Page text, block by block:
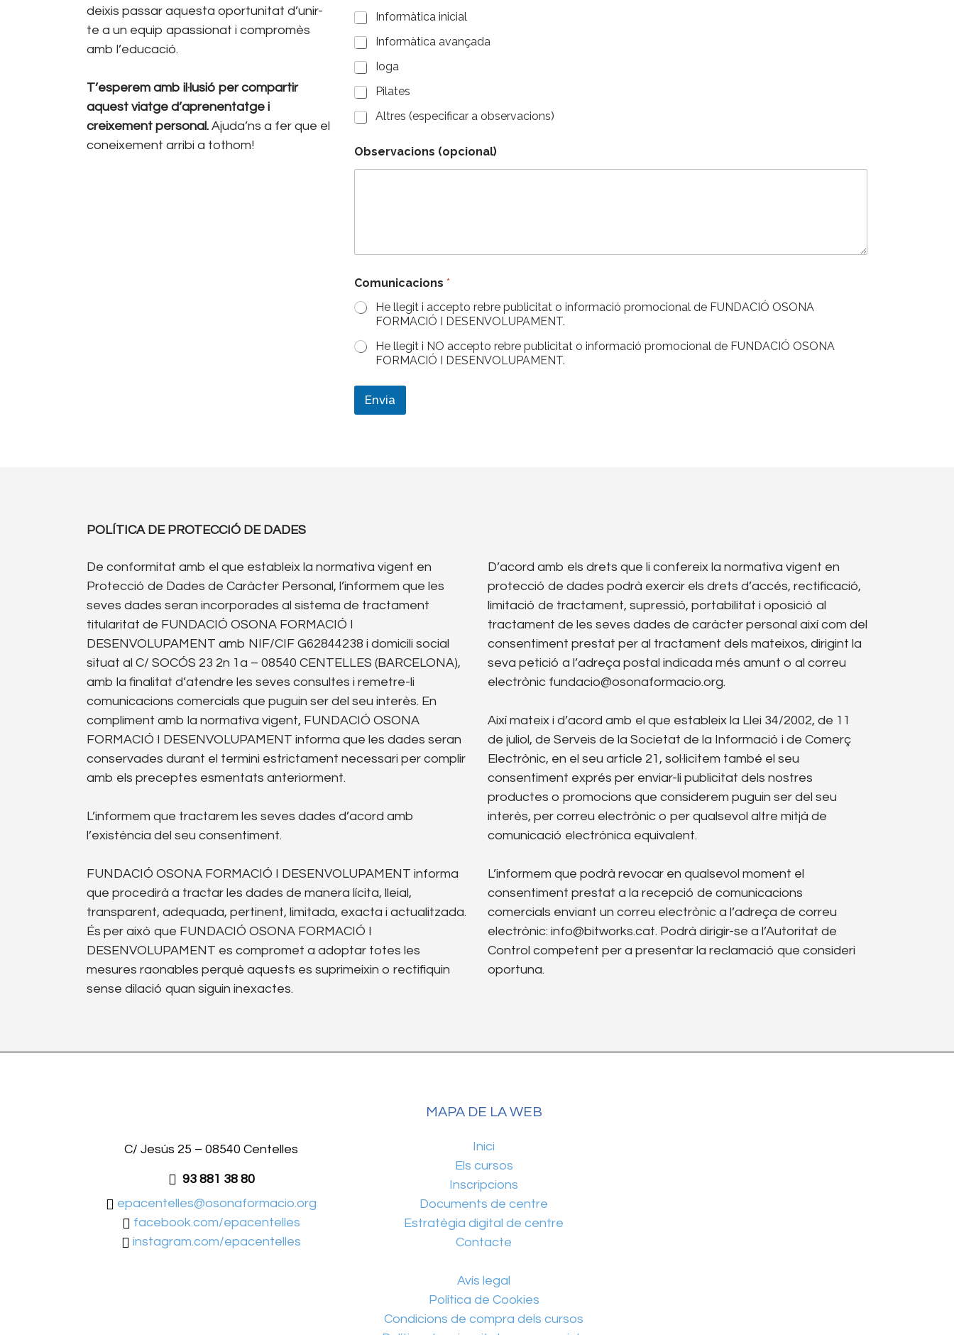
deixis passar aquesta oportunitat d’unir-
te a un equip apassionat i compromès
amb l’educació.
T’esperem amb il·lusió per compartir
aquest viatge d’aprenentatge i
creixement personal. Ajuda’ns a fer que el
coneixement arribi a tothom!
Informàtica inicial
Informàtica avançada
Ioga
Pilates
Altres (especificar a observacions)
Observacions (opcional)
Comunicacions *
He llegit i accepto rebre publicitat o informació promocional de FUNDACIÓ OSONA
FORMACIÓ I DESENVOLUPAMENT.
He llegit i NO accepto rebre publicitat o informació promocional de FUNDACIÓ OSONA
FORMACIÓ I DESENVOLUPAMENT.
Envia
POLÍTICA DE PROTECCIÓ DE DADES
De conformitat amb el que estableix la normativa vigent en
Protecció de Dades de Caràcter Personal, l’informem que les
seves dades seran incorporades al sistema de tractament
titularitat de FUNDACIÓ OSONA FORMACIÓ I
DESENVOLUPAMENT amb NIF/CIF G62844238 i domicili social
situat al C/ SOCÓS 23 2n 1a – 08540 CENTELLES (BARCELONA),
amb la finalitat d’atendre les seves consultes i remetre-li
comunicacions comercials que puguin ser del seu interès. En
compliment amb la normativa vigent, FUNDACIÓ OSONA
FORMACIÓ I DESENVOLUPAMENT informa que les dades seran
conservades durant el termini estrictament necessari per complir
amb els preceptes esmentats anteriorment.
L’informem que tractarem les seves dades d’acord amb
l’existència del seu consentiment.
FUNDACIÓ OSONA FORMACIÓ I DESENVOLUPAMENT informa
que procedirà a tractar les dades de manera lícita, lleial,
transparent, adequada, pertinent, limitada, exacta i actualitzada.
És per això que FUNDACIÓ OSONA FORMACIÓ I
DESENVOLUPAMENT es compromet a adoptar totes les
mesures raonables perquè aquests es suprimeixin o rectifiquin
sense dilació quan siguin inexactes.
D’acord amb els drets que li confereix la normativa vigent en
protecció de dades podrà exercir els drets d’accés, rectificació,
limitació de tractament, supressió, portabilitat i oposició al
tractament de les seves dades de caràcter personal així com del
consentiment prestat per al tractament dels mateixos, dirigint la
seva petició a l’adreça postal indicada més amunt o al correu
electrònic fundacio@osonaformacio.org.
Així mateix i d’acord amb el que estableix la Llei 34/2002, de 11
de juliol, de Serveis de la Societat de la Informació i de Comerç
Electrònic, en el seu article 21, sol·licitem també el seu
consentiment exprés per enviar-li publicitat dels nostres
productes o promocions que considerem puguin ser del seu
interès, per correu electrònic o per qualsevol altre mitjà de
comunicació electrònica equivalent.
L’informem que podrà revocar en qualsevol moment el
consentiment prestat a la recepció de comunicacions
comercials enviant un correu electrònic a l’adreça de correu
electrònic: info@bitworks.cat. Podrà dirigir-se a l’Autoritat de
Control competent per a presentar la reclamació que consideri
oportuna.
C/ Jesús 25 – 08540 Centelles
93 881 38 80
epacentelles@osonaformacio.org
facebook.com/epacentelles
instagram.com/epacentelles
MAPA DE LA WEB
Inici
Els cursos
Inscripcions
Documents de centre
Estratègia digital de centre
Contacte
Avís legal
Política de Cookies
Condicions de compra dels cursos